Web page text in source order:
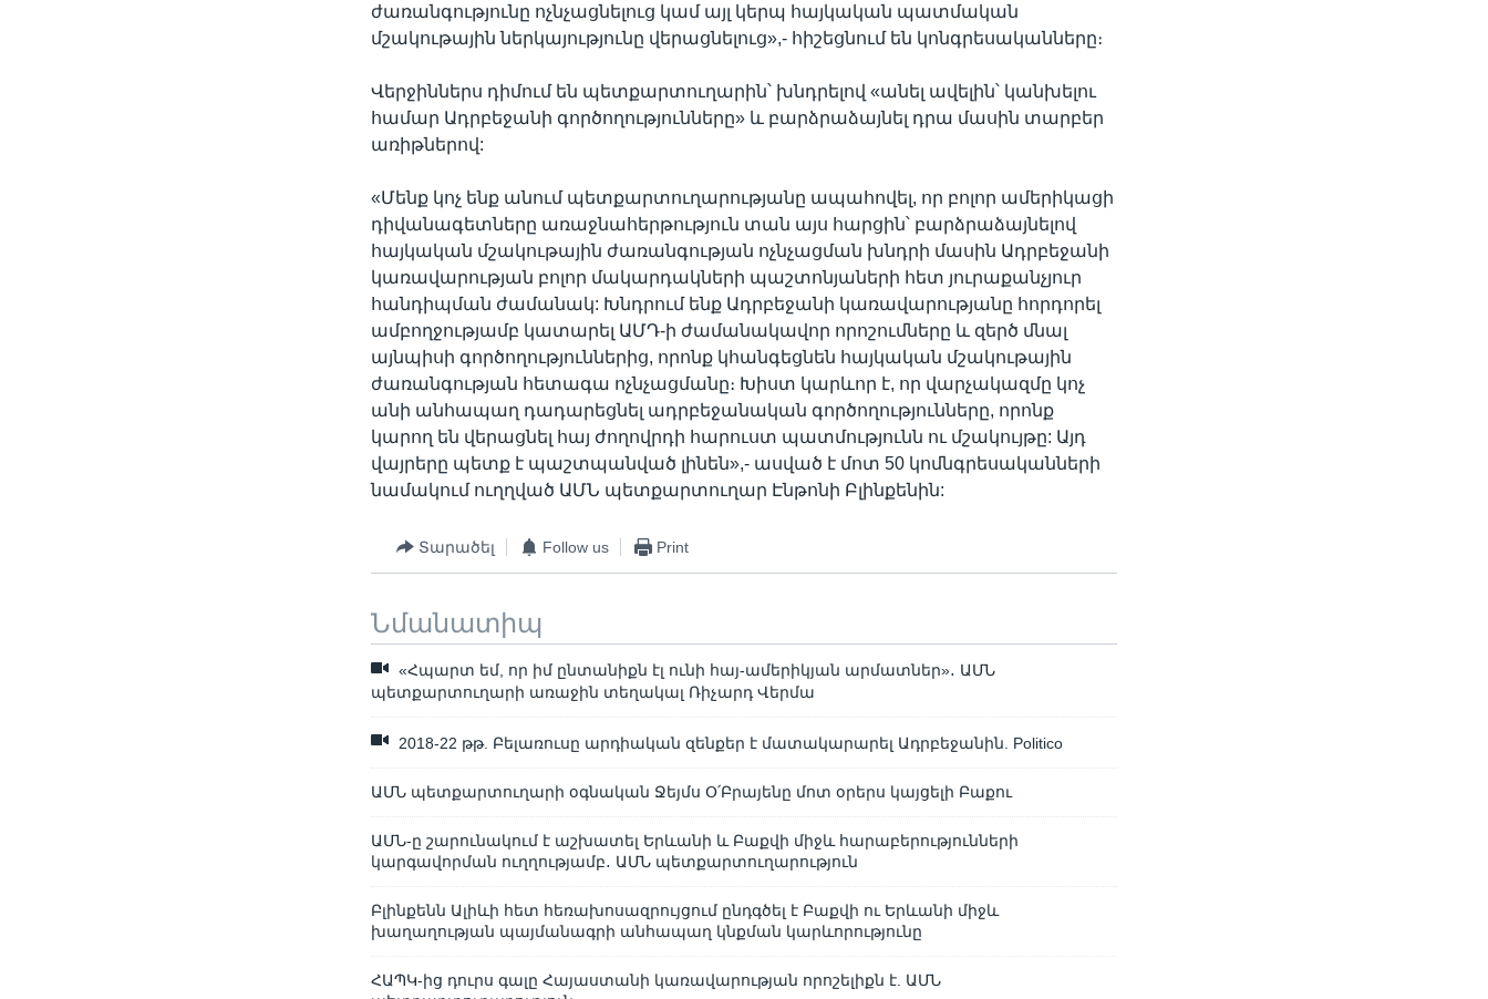
ժառանգությունը ոչնչացնելուց կամ այլ կերպ հայկական պատմական
մշակութային ներկայությունը վերացնելուց»,- հիշեցնում են կոնգրեսականները։
Վերջիններս դիմում են պետքարտուղարին՝ խնդրելով «անել ավելին՝ կանխելու
համար Ադրբեջանի գործողությունները» և բարձրաձայնել դրա մասին տարբեր
առիթներով:
«Մենք կոչ ենք անում պետքարտուղարությանը ապահովել, որ բոլոր ամերիկացի
դիվանագետները առաջնահերթություն տան այս հարցին՝ բարձրաձայնելով
հայկական մշակութային ժառանգության ոչնչացման խնդրի մասին Ադրբեջանի
կառավարության բոլոր մակարդակների պաշտոնյաների հետ յուրաքանչյուր
հանդիպման ժամանակ: Խնդրում ենք Ադրբեջանի կառավարությանը հորդորել
ամբողջությամբ կատարել ԱՄԴ-ի ժամանակավոր որոշումները և զերծ մնալ
այնպիսի գործողություններից, որոնք կհանգեցնեն հայկական մշակութային
ժառանգության հետագա ոչնչացմանը։ Խիստ կարևոր է, որ վարչակազմը կոչ
անի անհապաղ դադարեցնել ադրբեջանական գործողությունները, որոնք
կարող են վերացնել հայ ժողովրդի հարուստ պատմությունն ու մշակույթը: Այդ
վայրերը պետք է պաշտպանված լինեն»,- ասված է մոտ 50 կոմնգրեսականների
նամակում ուղղված ԱՄՆ պետքարտուղար Էնթոնի Բլինքենին:
Տարածել Follow us Print
Նմանատիպ
«Հպարտ եմ, որ իմ ընտանիքն էլ ունի հայ-ամերիկյան արմատներ»․ ԱՄՆ
պետքարտուղարի առաջին տեղակալ Ռիչարդ Վերմա
2018-22 թթ. Բելառուսը արդիական զենքեր է մատակարարել Ադրբեջանին. Politico
ԱՄՆ պետքարտուղարի օգնական Ջեյմս Օ՛Բրայենը մոտ օրերս կայցելի Բաքու
ԱՄՆ-ը շարունակում է աշխատել Երևանի և Բաքվի միջև հարաբերությունների
կարգավորման ուղղությամբ․ ԱՄՆ պետքարտուղարություն
Բլինքենն Ալիևի հետ հեռախոսազրույցում ընդգծել է Բաքվի ու Երևանի միջև
խաղաղության պայմանագրի անհապաղ կնքման կարևորությունը
ՀԱՊԿ-ից դուրս գալը Հայաստանի կառավարության որոշելիքն է. ԱՄՆ